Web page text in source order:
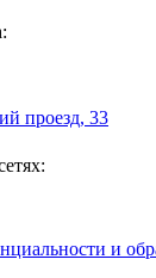
проезд, 33
и